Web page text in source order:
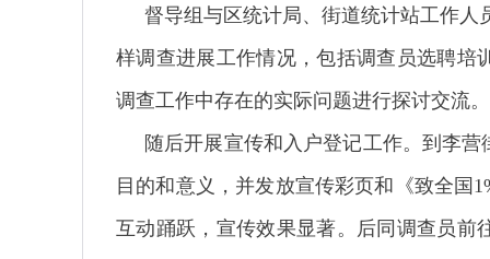
督导组与区统计局、街道统计站工作人
样调查进展工作情况，包括调查员选聘培
调查工作中存在的实际问题进行探讨交流。
随后开展宣传和入户登记工作。到李
目的和意义，并发放宣传彩页和《致全国
互动踊跃，宣传效果显著。后同调查员前